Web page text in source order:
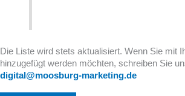
Die Liste wird stets aktualisiert. Wenn Sie mit
hinzugefügt werden möchten, schreiben Sie
digital@moosburg-marketing.de